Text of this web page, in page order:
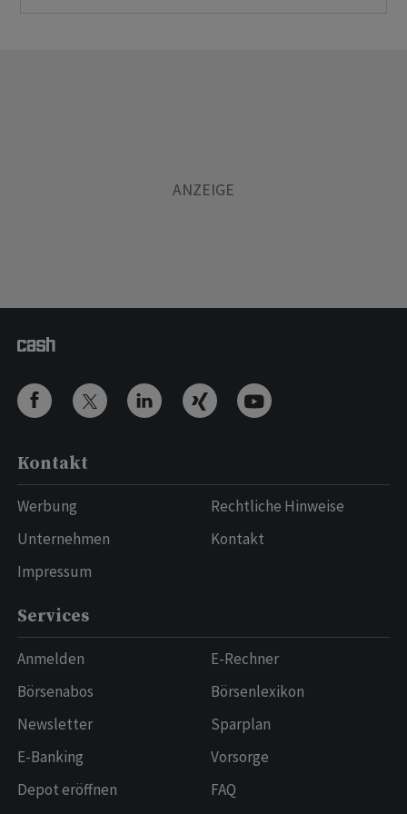
Kontakt
Werbung
Unternehmen
Impressum
Rechtliche Hinweise
Kontakt
Services
Anmelden
Börsenabos
Newsletter
E-Banking
Depot eröffnen
E-Rechner
Börsenlexikon
Sparplan
Vorsorge
FAQ